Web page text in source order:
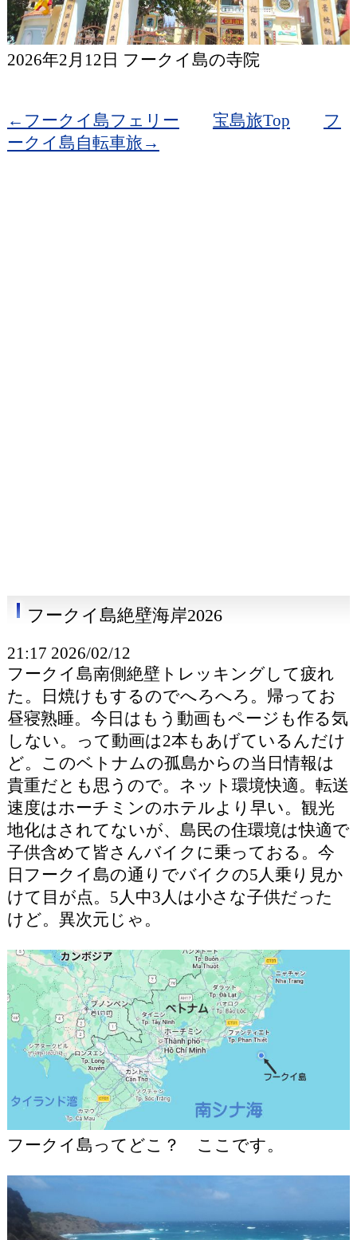
2026年2月12日 フークイ島の寺院
←フークイ島フェリー 宝島旅Top
フ
ークイ島自転車旅→
フークイ島絶壁海岸2026
21:17 2026/02/12
フークイ島南側絶壁トレッキングして疲れ
た。日焼けもするのでへろへろ。帰ってお
昼寝熟睡。今日はもう動画もページも作る気
しない。って動画は2本もあげているんだけ
ど。このベトナムの孤島からの当日情報は
貴重だとも思うので。ネット環境快適。転送
速度はホーチミンのホテルより早い。観光
地化はされてないが、島民の住環境は快適で
子供含めて皆さんバイクに乗っておる。今
日フークイ島の通りでバイクの5人乗り見か
けて目が点。5人中3人は小さな子供だった
けど。異次元じゃ。
フークイ島ってどこ？ ここです。